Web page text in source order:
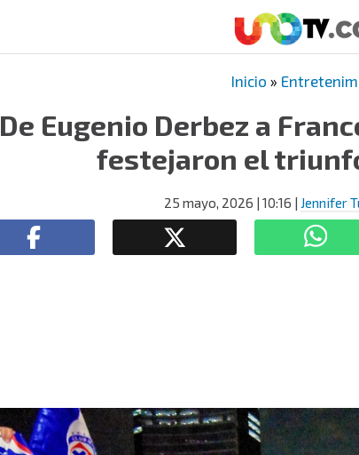
Inicio »
De Eugenio Derbez a
festejaron el
25 mayo, 2026 | 10:16 | Jennifer